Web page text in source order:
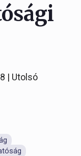
| Utolsó